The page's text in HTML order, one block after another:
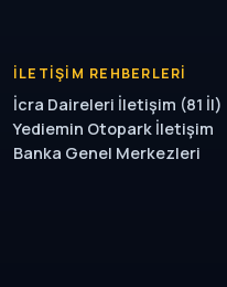
İLETIŞIM REHBERLERI
İcra Daireleri İletişim (81 İl)
Yediemin Otopark İletişim
Banka Genel Merkezleri